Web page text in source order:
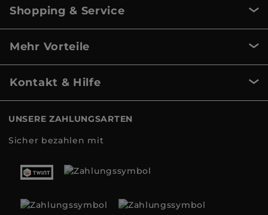
Shopping & Service
Mehr Vorteile
Kontakt & Hilfe
UNSERE ZAHLUNGSARTEN
Sicher bezahlen mit